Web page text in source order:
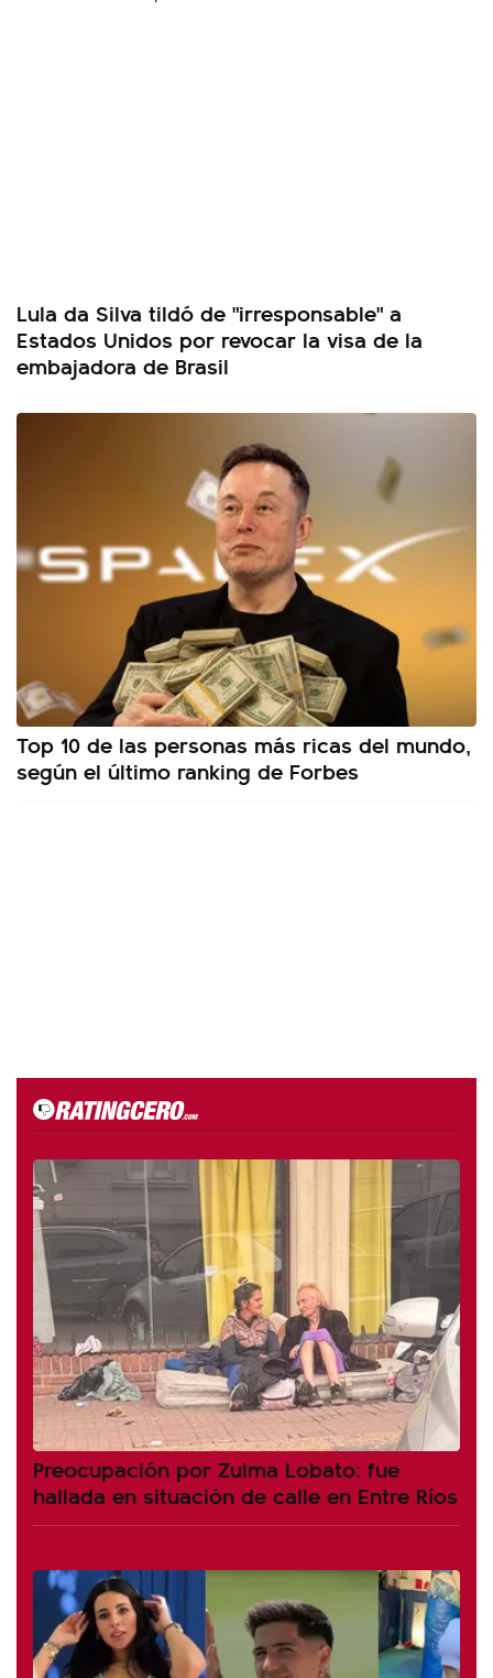
Lula da Silva tildó de "irresponsable" a
Estados Unidos por revocar la visa de la
embajadora de Brasil
Top 10 de las personas más ricas del mundo,
según el último ranking de Forbes
Preocupación por Zulma Lobato: fue
hallada en situación de calle en Entre Ríos